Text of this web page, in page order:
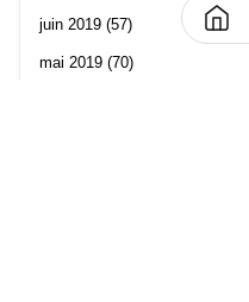
juin 2019 (57)
mai 2019 (70)